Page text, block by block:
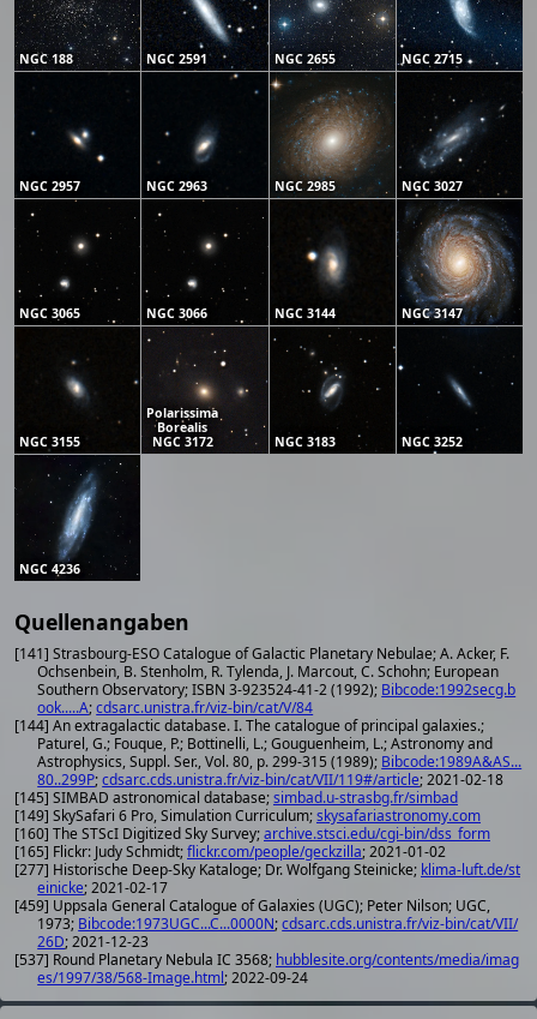
NGC 188 NGC 2591 NGC 2655 NGC 2715
NGC 2957 NGC 2963 NGC 2985 NGC 3027
NGC 3065 NGC 3066 NGC 3144 NGC 3147
NGC 3155
Polarissima
Borealis
NGC 3172
NGC 3183 NGC 3252
NGC 4236
Quellenangaben
[141] Strasbourg-ESO Catalogue of Galactic Planetary Nebulae; A. Acker, F.
Ochsenbein, B. Stenholm, R. Tylenda, J. Marcout, C. Schohn; European
Southern Observatory; ISBN 3-923524-41-2 (1992); Bibcode:1992secg.b
ook.....A;cdsarc.unistra.fr/viz-bin/cat/V/84
[144] An extragalactic database. I. The catalogue of principal galaxies.;
Paturel, G.; Fouque, P.; Bottinelli, L.; Gouguenheim, L.; Astronomy and
Astrophysics, Suppl. Ser., Vol. 80, p. 299-315 (1989); Bibcode:1989A&AS...
80..299P;cdsarc.cds.unistra.fr/viz-bin/cat/VII/119#/article; 2021-02-18
[145] SIMBAD astronomical database;simbad.u-strasbg.fr/simbad
[149] SkySafari 6 Pro, Simulation Curriculum;skysafariastronomy.com
[160] The STScI Digitized Sky Survey;archive.stsci.edu/cgi-bin/dss_form
[165] Flickr: Judy Schmidt;flickr.com/people/geckzilla; 2021-01-02
[277] Historische Deep-Sky Kataloge; Dr. Wolfgang Steinicke; klima-luft.de/st
einicke; 2021-02-17
[459] Uppsala General Catalogue of Galaxies (UGC); Peter Nilson; UGC,
1973; Bibcode:1973UGC...C...0000N;cdsarc.cds.unistra.fr/viz-bin/cat/VII/
26D; 2021-12-23
[537] Round Planetary Nebula IC 3568; hubblesite.org/contents/media/imag
es/1997/38/568-Image.html; 2022-09-24